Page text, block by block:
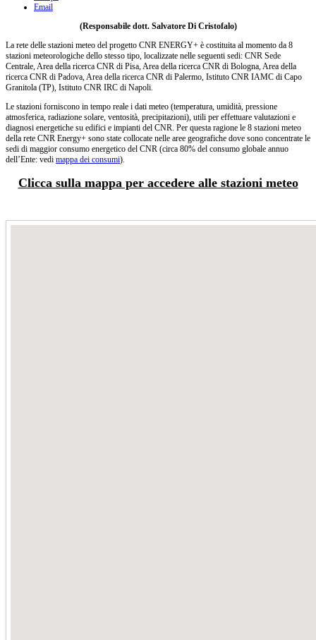
Email
(Responsabile dott. Salvatore Di Cristofalo)
La rete delle stazioni meteo del progetto CNR ENERGY+ è costituita al momento da 8
stazioni meteorologiche dello stesso tipo, localizzate nelle seguenti sedi: CNR Sede
Centrale, Area della ricerca CNR di Pisa, Area della ricerca CNR di Bologna, Area della
ricerca CNR di Padova, Area della ricerca CNR di Palermo, Istituto CNR IAMC di Capo
Granitola (TP), Istituto CNR IRC di Napoli.
Le stazioni forniscono in tempo reale i dati meteo (temperatura, umidità, pressione
atmosferica, radiazione solare, ventosità, precipitazioni), utili per effettuare valutazioni e
diagnosi energetiche su edifici e impianti del CNR. Per questa ragione le 8 stazioni meteo
della rete CNR Energy+ sono state collocate nelle aree geografiche dove sono concentrate le
sedi di maggior consumo energetico del CNR (circa 80% del consumo globale annuo
dell’Ente: vedi mappa dei consumi).
Clicca sulla mappa per accedere alle stazioni meteo